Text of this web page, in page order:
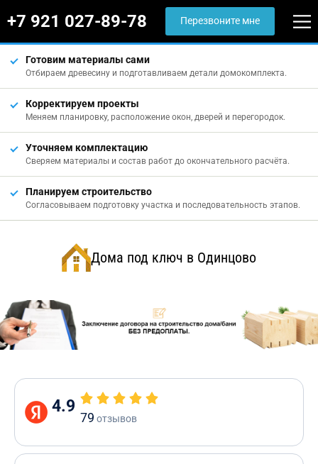
+7 921 027-89-78 Перезвоните мне
Готовим материалы сами
Отбираем древесину и подготавливаем детали домокомплекта.
Корректируем проекты
Меняем планировку, расположение окон, дверей и перегородок.
Уточняем комплектацию
Сверяем материалы и состав работ до окончательного расчёта.
Планируем строительство
Согласовываем подготовку участка и последовательность этапов.
Дома под ключ в Одинцово
4.9
79 отзывов